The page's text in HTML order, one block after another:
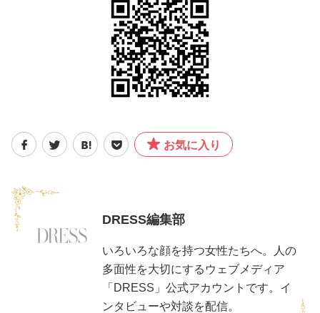
お気に入り
DRESS編集部
いろいろな顔を持つ女性たちへ。人の
多面性を大切にするウェブメディア
「DRESS」公式アカウントです。イ
ンタビューや対談を配信。